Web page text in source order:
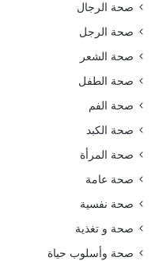
صحة الرجال
صحة الرجل
صحة الشعر
صحة الطفل
صحة الفم
صحة الكبد
صحة المرأة
صحة عامة
صحة نفسية
صحة و تغذية
صحة وأسلوب حياة